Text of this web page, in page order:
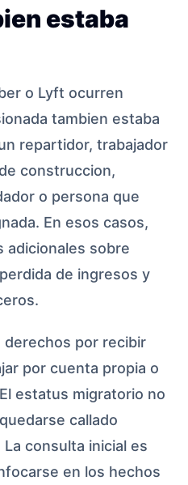
estaba
o Lyft ocurren
tambien estaba
repartidor, trabajador
construccion,
o persona que
En esos casos,
adicionales sobre
de ingresos y
derechos por recibir
por cuenta propia o
estatus migratorio no
callado
consulta inicial es
en los hechos